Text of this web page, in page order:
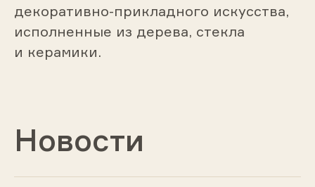
декоративно-прикладного искусства,
исполненные из дерева, стекла
и керамики.
Новости